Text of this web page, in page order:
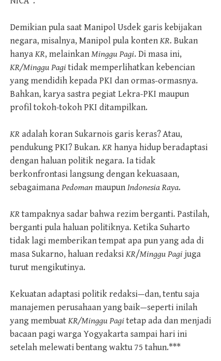
Demikian pula saat Manipol Usdek garis kebijakan
negara, misalnya, Manipol pula kontenKR. Bukan
hanyaKR, melainkanMinggu Pagi. Di masa ini,
KR/Minggu Pagitidak memperlihatkan kebencian
yang mendidih kepada PKI dan ormas-ormasnya.
Bahkan, karya sastra pegiat Lekra-PKI maupun
profil tokoh-tokoh PKI ditampilkan.
KR adalah koran Sukarnois garis keras? Atau,
pendukung PKI? Bukan. KR hanya hidup beradaptasi
dengan haluan politik negara. Ia tidak
berkonfrontasi langsung dengan kekuasaan,
sebagaimanaPedoman maupunIndonesia Raya.
KRtampaknya sadar bahwa rezim berganti. Pastilah,
berganti pula haluan politiknya. Ketika Suharto
tidak lagi memberikan tempat apa pun yang ada di
masa Sukarno, haluan redaksiKR/Minggu Pagi juga
turut mengikutinya.
Kekuatan adaptasi politik redaksi—dan, tentu saja
manajemen perusahaan yang baik—seperti inilah
yang membuatKR/Minggu Pagitetap ada dan menjadi
bacaan pagi warga Yogyakarta sampai hari ini
setelah melewati bentang waktu 75 tahun.***